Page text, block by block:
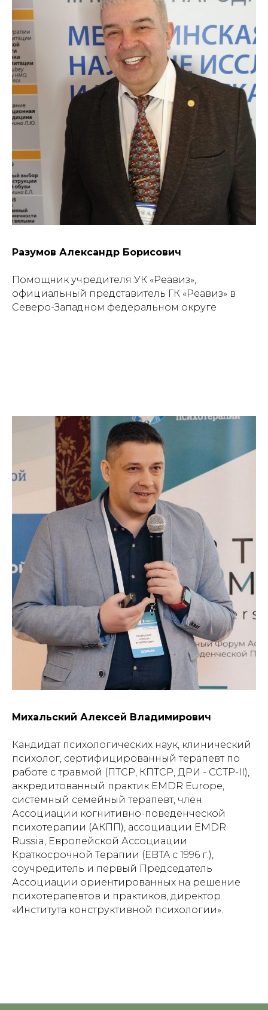
Разумов Александр Борисович
Помощник учредителя УК «Реавиз»,
официальный представитель ГК «Реавиз» в
Северо-Западном федеральном округе
Михальский Алексей Владимирович
Кандидат психологических наук, клинический
психолог, сертифицированный терапевт по
работе с травмой (ПТСР, КПТСР, ДРИ - CCTP-II),
аккредитованный практик EMDR Europe,
системный семейный терапевт, член
Ассоциации когнитивно-поведенческой
психотерапии (АКПП), ассоциации EMDR
Russia, Европейской Ассоциации
Краткосрочной Терапии (EBTA с 1996 г.),
соучредитель и первый Председатель
Ассоциации ориентированных на решение
психотерапевтов и практиков, директор
«Института конструктивной психологии».